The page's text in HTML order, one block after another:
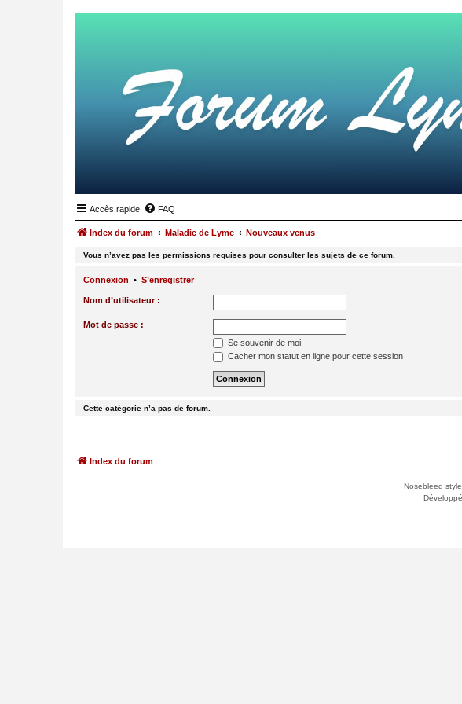
Accès rapide FAQ
Index du forum Maladie de Lyme Nouveaux venus
Vous n’avez pas les permissions requises pour consulter les sujets de ce forum.
Connexion • S’enregistrer
Nom d’utilisateur :
Mot de passe :
Se souvenir de moi
Cacher mon statut en ligne pour cette session
Cette catégorie n’a pas de forum.
Index du forum
Nosebleed